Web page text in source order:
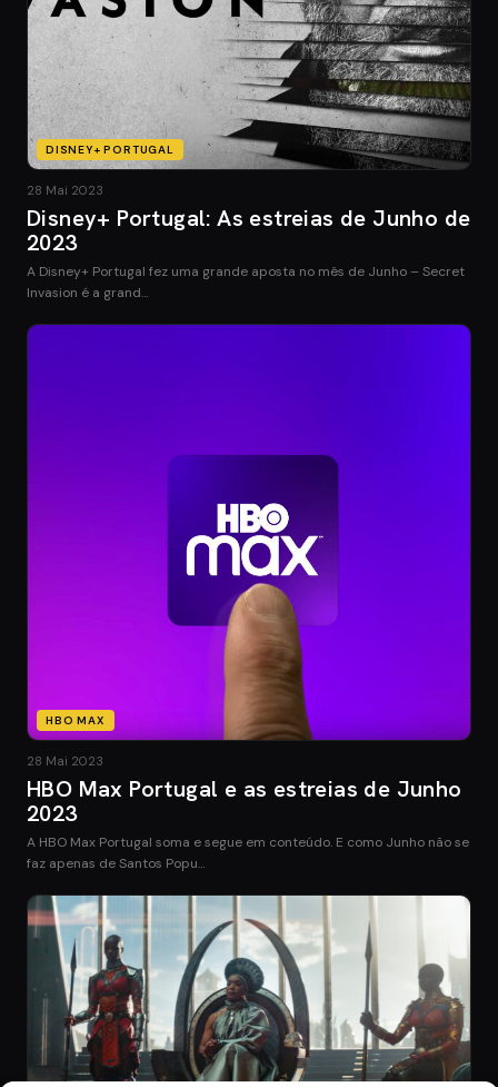
DISNEY+ PORTUGAL
28 Mai 2023
Disney+ Portugal: As estreias de Junho de
2023
A Disney+ Portugal fez uma grande aposta no mês de Junho – Secret
Invasion é a grand…
HBO MAX
28 Mai 2023
HBO Max Portugal e as estreias de Junho
2023
A HBO Max Portugal soma e segue em conteúdo. E como Junho não se
faz apenas de Santos Popu…